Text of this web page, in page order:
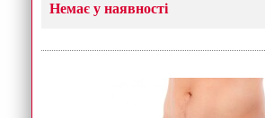
Немає у наявності